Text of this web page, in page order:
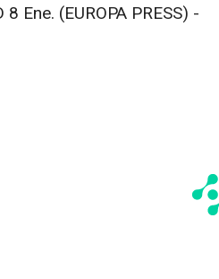
8 Ene. (EUROPA PRESS) -